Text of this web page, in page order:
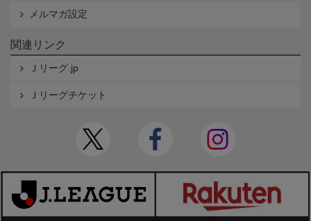
メルマガ設定
関連リンク
Ｊリーグ.jp
Ｊリーグチケット